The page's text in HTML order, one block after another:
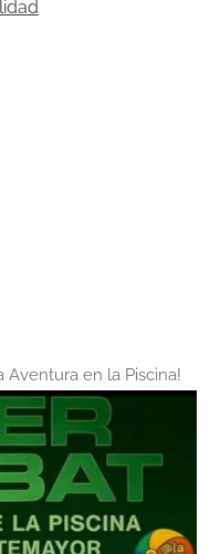
Aventura en la Piscina!